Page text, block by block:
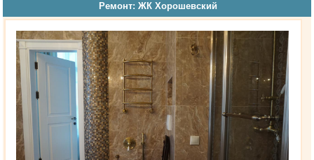
Ремонт: ЖК Хорошевский